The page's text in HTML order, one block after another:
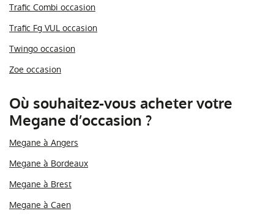
Trafic Combi occasion
Trafic Fg VUL occasion
Twingo occasion
Zoe occasion
Où souhaitez-vous acheter votre
Megane d’occasion ?
Megane à Angers
Megane à Bordeaux
Megane à Brest
Megane à Caen